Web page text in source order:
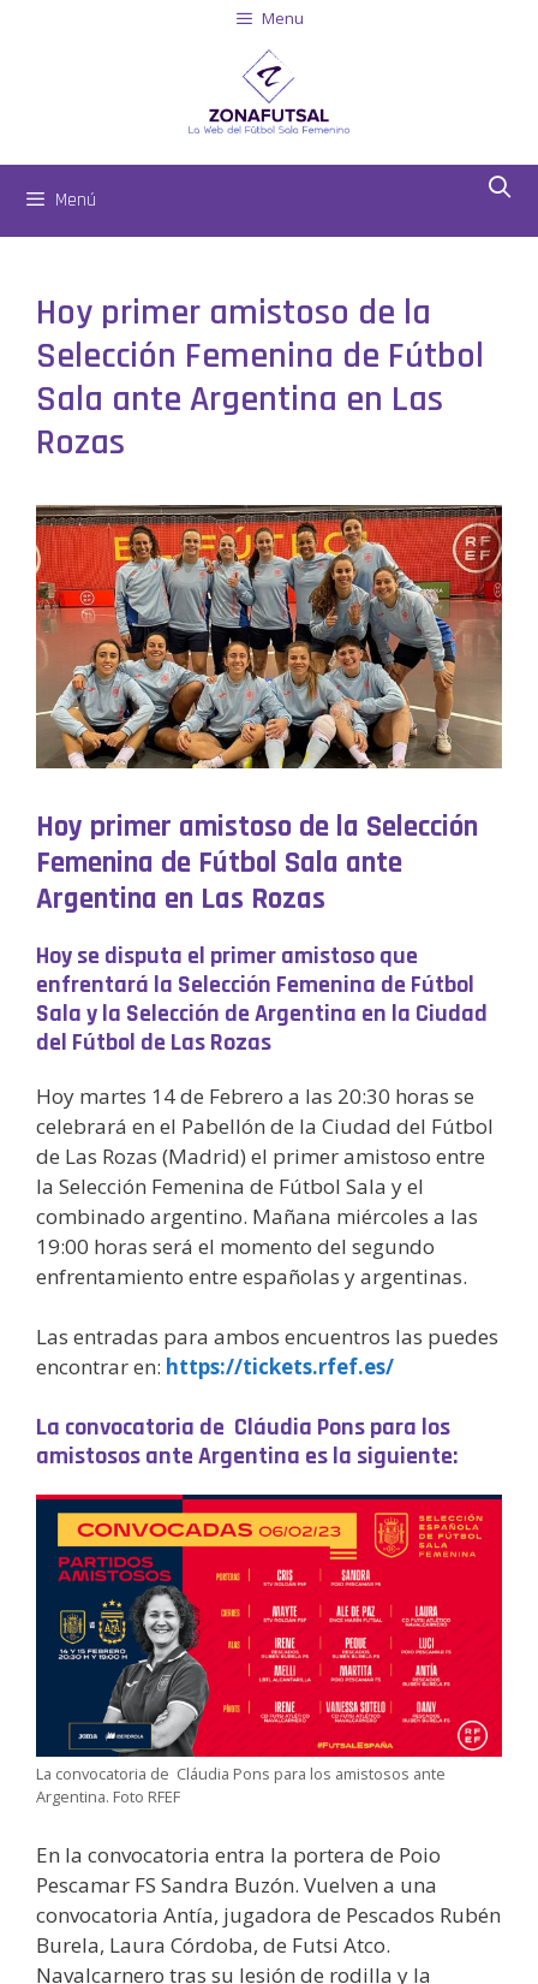
Menu
Menú
Hoy primer amistoso de la
Selección Femenina de Fútbol
Sala ante Argentina en Las
Rozas
Hoy primer amistoso de la Selección
Femenina de Fútbol Sala ante
Argentina en Las Rozas
Hoy se disputa el primer amistoso que
enfrentará la Selección Femenina de Fútbol
Sala y la Selección de Argentina en la Ciudad
del Fútbol de Las Rozas
Hoy martes 14 de Febrero a las 20:30 horas se
celebrará en el Pabellón de la Ciudad del Fútbol
de Las Rozas (Madrid) el primer amistoso entre
la Selección Femenina de Fútbol Sala y el
combinado argentino. Mañana miércoles a las
19:00 horas será el momento del segundo
enfrentamiento entre españolas y argentinas.
Las entradas para ambos encuentros las puedes
encontrar en: https://tickets.rfef.es/
La convocatoria de Cláudia Pons para los
amistosos ante Argentina es la siguiente:
La convocatoria de Cláudia Pons para los amistosos ante
Argentina. Foto RFEF
En la convocatoria entra la portera de Poio
Pescamar FS Sandra Buzón. Vuelven a una
convocatoria Antía, jugadora de Pescados Rubén
Burela, Laura Córdoba, de Futsi Atco.
Navalcarnero tras su lesión de rodilla y la